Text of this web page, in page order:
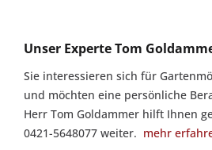
Tom
Goldammer
berät
Sie
gern:
Unser Experte Tom
Sie interessieren sich für
und möchten eine persönliche
Herr Tom Goldammer hilft Ihnen
0421-5648077 weiter. mehr